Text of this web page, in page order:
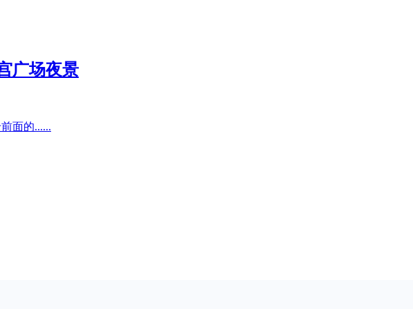
广场夜景
面的......